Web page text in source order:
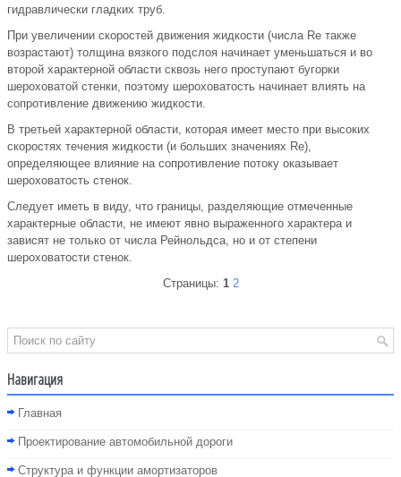
гидравлически гладких труб.
При увеличении скоростей движения жидкости (числа Re также
возрастают) толщина вязкого подслоя начинает уменьшаться и во
второй характерной области сквозь него проступают бугорки
шероховатой стенки, поэтому шероховатость начинает влиять на
сопротивление движению жидкости.
В третьей характерной области, которая имеет место при высоких
скоростях течения жидкости (и больших значениях Re),
определяющее влияние на сопротивление потоку оказывает
шероховатость стенок.
Следует иметь в виду, что границы, разделяющие отмеченные
характерные области, не имеют явно выраженного характера и
зависят не только от числа Рейнольдса, но и от степени
шероховатости стенок.
Страницы: 1 2
Навигация
Главная
Проектирование автомобильной дороги
Структура и функции амортизаторов